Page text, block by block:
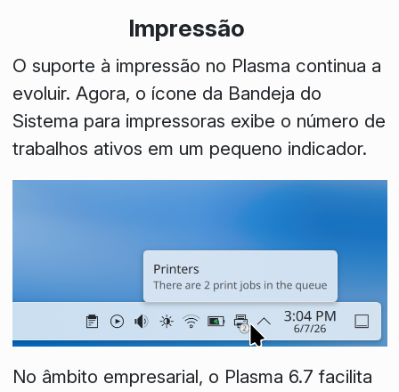
Impressão
O suporte à impressão no Plasma continua a
evoluir. Agora, o ícone da Bandeja do
Sistema para impressoras exibe o número de
trabalhos ativos em um pequeno indicador.
No âmbito empresarial, o Plasma 6.7 facilita